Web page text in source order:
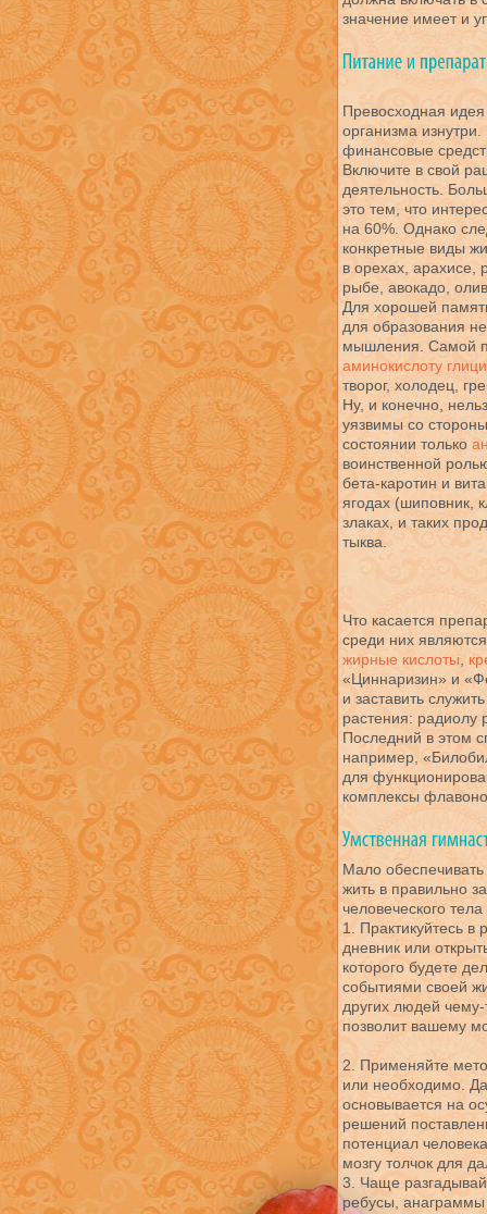
значение имеет и
Превосходная идея
организма
финансовые
Включите в свой
деятельность.
это тем, что
на 60%. Однако
конкретные виды
в орехах, арахисе,
рыбе, авокадо,
Для хорошей
для образования
мышления. Самой
аминокислоту
творог, холодец,
Ну, и конечно,
уязвимы со
состоянии только
воинственной
бета-каротин и
ягодах (шиповник,
злаках, и таких
тыква.
Что касается
среди них
жирные кислоты
«Циннаризин» и
и заставить
растения: радиолу
Последний в этом
например,
для
комплексы
Мало
жить в правильно
человеческого
1. Практикуйтесь
дневник или
которого будете
событиями своей
других людей
позволит вашему
2. Применяйте
или необходимо.
основывается на
решений
потенциал
мозгу толчок для
3. Чаще
ребусы, анаграммы